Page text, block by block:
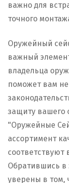
важно для
точного
Оружейный
важный
владельца
поможет вам
защиту вашего
"Оружейные
ассортимент
соответствуют
Обратившись в
уверены в том,